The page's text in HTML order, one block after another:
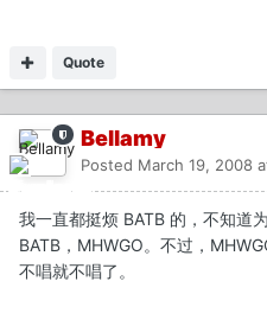
Quote
Bellamy
Posted March 19, 2008
我一直都挺烦 BATB 的，不知道
BATB，MHWGO。不过，
不唱就不唱了。